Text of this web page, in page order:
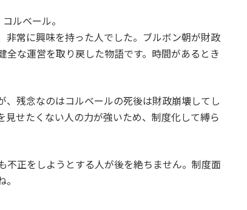
ルベール。
常に興味を持った人でした。ブルボン朝が財政
な運営を取り戻した物語です。時間があるとき
残念なのはコルベールの死後は財政崩壊してし
せたくない人の力が強いため、制度化して縛ら
不正をしようとする人が後を絶ちません。制度面